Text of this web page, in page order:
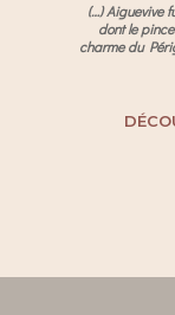
(…) Aiguevive
dont le
charme du